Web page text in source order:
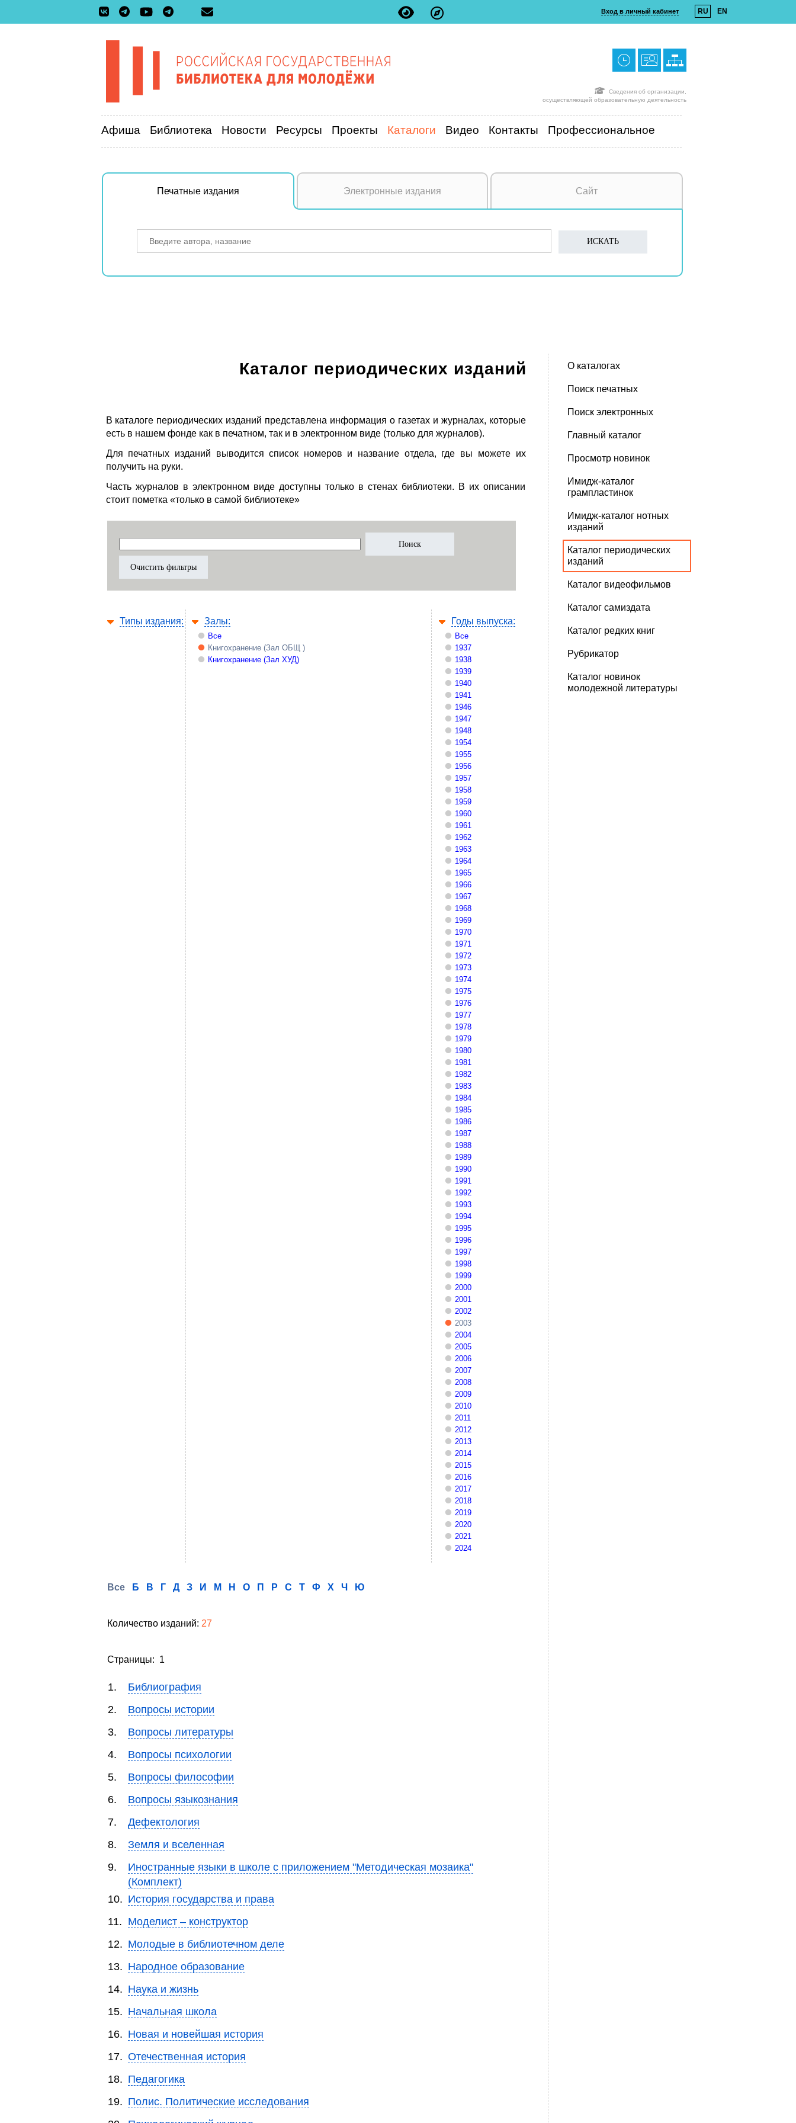
Вход в личный кабинет RU EN
Сведения об организации,
осуществляющей образовательную деятельность
Афиша Библиотека Новости Ресурсы Проекты Каталоги Видео Контакты Профессиональное
Печатные издания Электронные издания Сайт
Каталог периодических изданий
В каталоге периодических изданий представлена информация о газетах и журналах, которые
есть в нашем фонде как в печатном, так и в электронном виде (только для журналов).
Для печатных изданий выводится список номеров и название отдела, где вы можете их
получить на руки.
Часть журналов в электронном виде доступны только в стенах библиотеки. В их описании
стоит пометка «только в самой библиотеке»
Типы издания: Залы:
Все
Книгохранение (Зал ОБЩ )
Книгохранение (Зал ХУД)
Годы выпуска:
Все
1937
1938
1939
1940
1941
1946
1947
1948
1954
1955
1956
1957
1958
1959
1960
1961
1962
1963
1964
1965
1966
1967
1968
1969
1970
1971
1972
1973
1974
1975
1976
1977
1978
1979
1980
1981
1982
1983
1984
1985
1986
1987
1988
1989
1990
1991
1992
1993
1994
1995
1996
1997
1998
1999
2000
2001
2002
2003
2004
2005
2006
2007
2008
2009
2010
2011
2012
2013
2014
2015
2016
2017
2018
2019
2020
2021
2024
Все Б В Г Д З И М Н О П Р С Т Ф Х Ч Ю
Количество изданий: 27
Страницы: 1
1.
Библиография
2.
Вопросы истории
3.
Вопросы литературы
4.
Вопросы психологии
5.
Вопросы философии
6.
Вопросы языкознания
7.
Дефектология
8.
Земля и вселенная
9.
Иностранные языки в школе с приложением "Методическая мозаика"
(Комплект)
10. История государства и права
11. Моделист – конструктор
12. Молодые в библиотечном деле
13. Народное образование
14. Наука и жизнь
15. Начальная школа
16. Новая и новейшая история
17. Отечественная история
18. Педагогика
19. Полис. Политические исследования
О каталогах
Поиск печатных
Поиск электронных
Главный каталог
Просмотр новинок
Имидж-каталог
грампластинок
Имидж-каталог нотных
изданий
Каталог периодических
изданий
Каталог видеофильмов
Каталог самиздата
Каталог редких книг
Рубрикатор
Каталог новинок
молодежной литературы